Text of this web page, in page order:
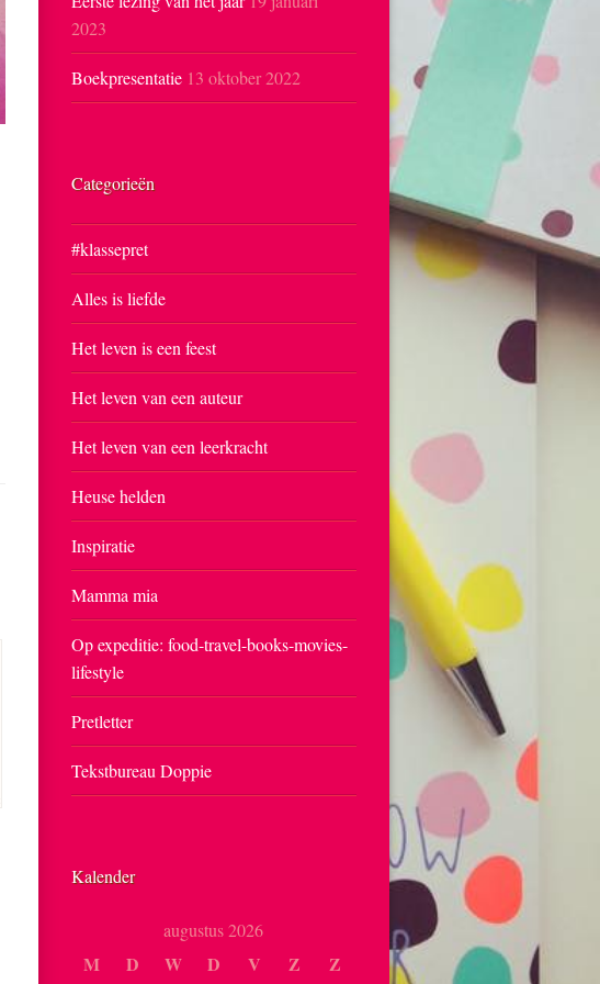
2023
Boekpresentatie 13 oktober 2022
Categorieën
#klassepret
Alles is liefde
Het leven is een feest
Het leven van een auteur
Het leven van een leerkracht
Heuse helden
Inspiratie
Mamma mia
Op expeditie: food-travel-books-movies-
lifestyle
Pretletter
Tekstbureau Doppie
Kalender
augustus 2026
M D W D V Z Z